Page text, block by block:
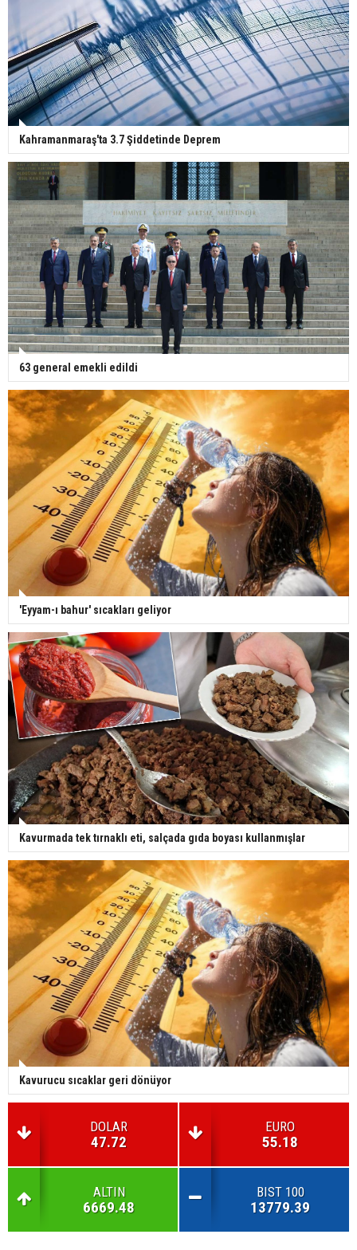
Kahramanmaraş'ta 3.7 Şiddetinde Deprem
63 general emekli edildi
'Eyyam-ı bahur' sıcakları geliyor
Kavurmada tek tırnaklı eti, salçada gıda boyası kullanmışlar
Kavurucu sıcaklar geri dönüyor
DOLAR
47.72
EURO
55.18
ALTIN
6669.48
BIST 100
13779.39